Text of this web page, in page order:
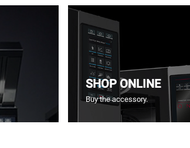
SHOP ONLINE
Buy the accessory.